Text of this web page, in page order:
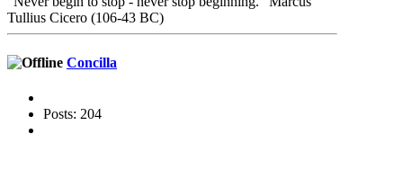
Tullius Cicero (106-43 BC)
Concilla
Posts: 204